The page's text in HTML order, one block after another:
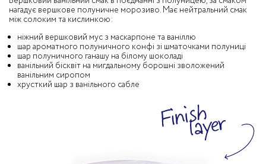
нагадує вершкове полуничне морозиво. Має нейтральний смак
між солоким та кислинкою:
ніжний вершковий мус з маскарпоне та ваніллю
шар ароматного полуничного конфі зі шматочками полуниці
шар полуничного ганашу на білому шоколаді
ванільний бісквіт на мигдальному борошні зволожений
ванільним сиропом
хрусткий шар з ванільного сабле